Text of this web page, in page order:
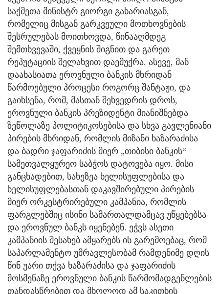
საქმეთა მინისტრ გიორგი გახარიასგან,
რომელიც მისგან გარკვეული მოთხოვნების
შესრულებას მოითხოვდა, წინააღმდეგ
შემთხვევაში, ქვეყნის შიგნით და გარეთ
რეპუტაციის შელახვით დაემუქრა. ასევე, მან
დაახასიათა ეროვნული ბანკის მხრიდან
წარმოებული პროცესი როგორც შანტაჟი, და
გაიხსენა, რომ, მასთან შეხვედრის დროს,
ეროვნული ბანკის პრეზიდენტი მიანიშნებდა
ზეწოლაზე პოლიტიკოსებისა და სხვა გავლენიანი
პირების მხრიდან, რომლის მიზანი ხაზარაძისა
და ბადრი ჯაფარიძის მიერ „თიბისი ბანკის“
სამეთვალყურეო საბჭოს დატოვება იყო. მისი
განცხადებით, სახეზეა ხელისუფლებისა და
ხელისუფლებასთან დაკავშირებული პირების
მიერ ორკესტრირებული კამპანია, რომლის
ფარგლებშიც ისინი სამართალდამცავ უწყებებსა
და ეროვნულ ბანკს იყენებენ. ეჭვს ასეთი
კამპანიის შესახებ ამყარებს ის გარემოებაც, რომ
საპარლამენტო უმრავლესობამ რამდენიმე დღის
წინ უარი თქვა ხაზარაძისა და ჯაფარიძის
მოსმენაზე ეროვნული ბანკის წარმომადგენლების
თანდასწრებით და მხოლოდ ამ საკითხის